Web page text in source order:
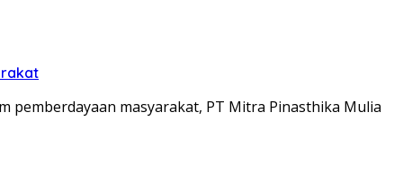
pemberdayaan masyarakat, PT Mitra Pinasthika Mulia